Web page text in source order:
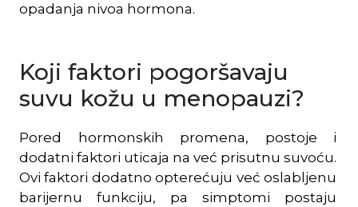
opadanja nivoa hormona.
Koji faktori pogoršavaju
suvu kožu u menopauzi?
Pored hormonskih promena, postoje i
dodatni faktori uticaja na već prisutnu suvoću.
Ovi faktori dodatno opterećuju već oslabljenu
barijernu funkciju, pa simptomi postaju